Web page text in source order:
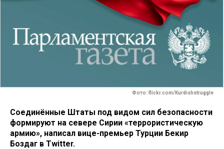
Фото: flickr.com/Kurdishstruggle
Соединённые Штаты под видом сил безопасности
формируют на севере Сирии «террористическую
армию», написал вице-премьер Турции Бекир
Боздаг в Twitter.